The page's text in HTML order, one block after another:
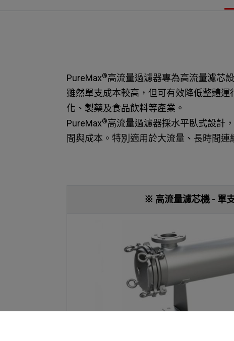
PureMax®高流量過濾器專為高流量濾芯
雖然單支成本較高，但可有效降低整體
化、製藥及食品飲料等產業。
PureMax®高流量過濾器採水平臥式設計
間與成本。特別適用於大流量、長時間
※ 高流量濾芯機 - 單